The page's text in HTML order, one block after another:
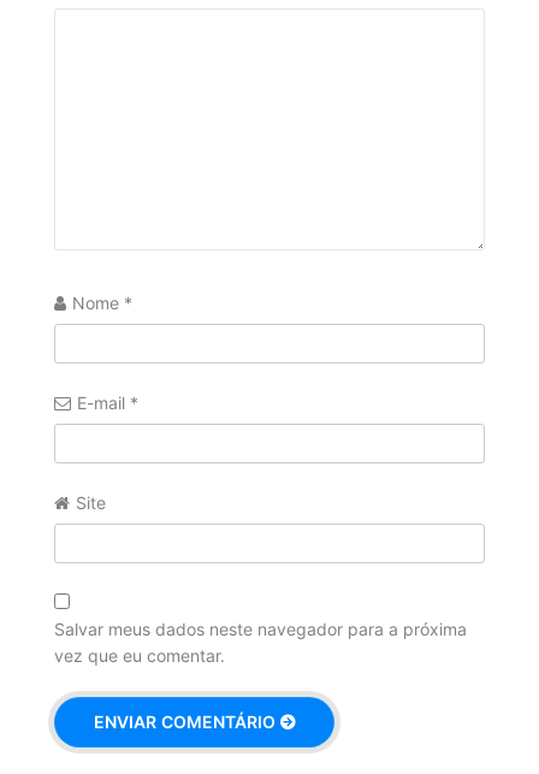
Nome *
E-mail *
Site
Salvar meus dados neste navegador para a próxima
vez que eu comentar.